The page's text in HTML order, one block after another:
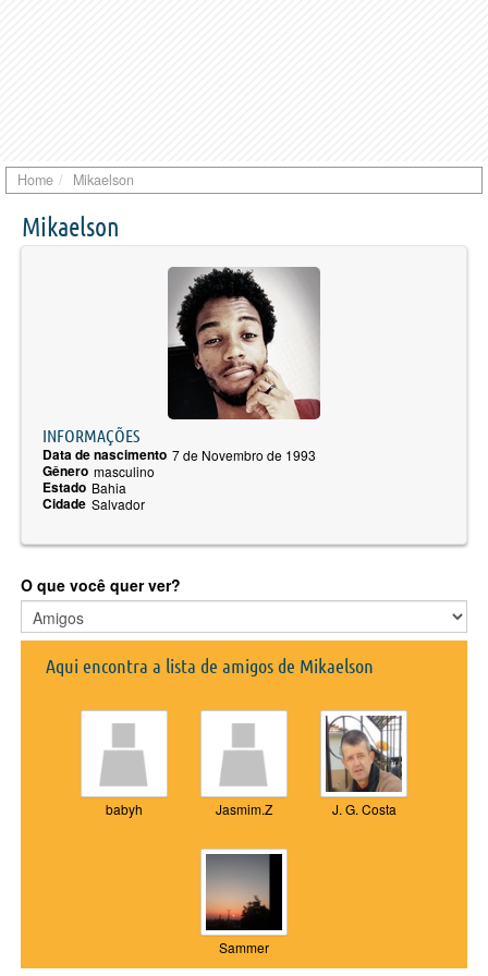
Home Mikaelson
Mikaelson
INFORMAÇÕES
Data de nascimento 7 de Novembro de 1993
Gênero masculino
Estado Bahia
Cidade Salvador
O que você quer ver?
Aqui encontra a lista de amigos de Mikaelson
babyh Jasmim.Z J. G. Costa
Sammer